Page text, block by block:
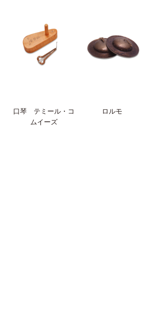
口琴 テミール・コ
ムイーズ
ロルモ